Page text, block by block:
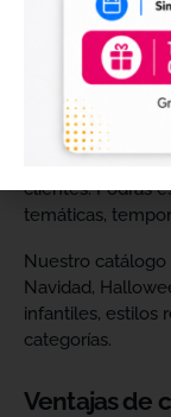
Archivos
Comprar
profesionales
catálogo y
clientes. Podrás
temáticas,
Nuestro
Navidad,
infantiles, estilos
categorías.
Ventajas de